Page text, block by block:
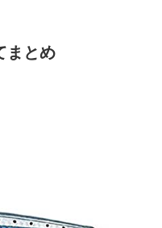
まとめ